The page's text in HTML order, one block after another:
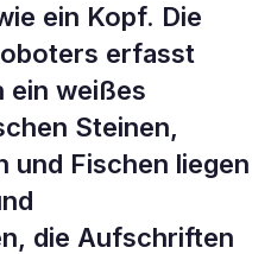
ein Kopf. Die
erfasst
ein weißes
Steinen,
und Fischen liegen
die Aufschriften